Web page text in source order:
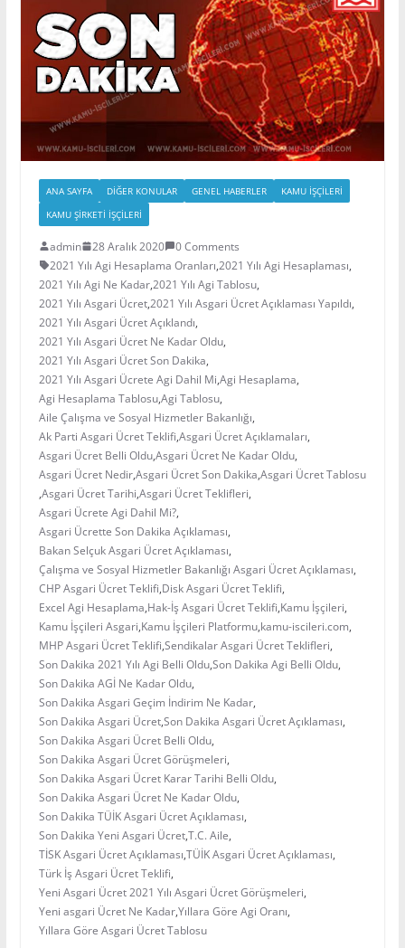
ANA SAYFA DIĞER KONULAR GENEL HABERLER
KAMU İŞÇILERI
KAMU ŞIRKETI İŞÇILERI
admin 28 Aralık 2020
0 Comments
2021 Yılı Agi Hesaplama Oranları,2021 Yılı Agi Hesaplaması,
2021 Yılı Agi Ne Kadar,2021 Yılı Agi Tablosu,
2021 Yılı Asgari Ücret,2021 Yılı Asgari Ücret Açıklaması Yapıldı,
2021 Yılı Asgari Ücret Açıklandı,
2021 Yılı Asgari Ücret Ne Kadar Oldu,
2021 Yılı Asgari Ücret Son Dakika,
2021 Yılı Asgari Ücrete Agi Dahil Mi,Agi Hesaplama,
Agi Hesaplama Tablosu,Agi Tablosu,
Aile Çalışma ve Sosyal Hizmetler Bakanlığı,
Ak Parti Asgari Ücret Teklifi,Asgari Ücret Açıklamaları,
Asgari Ücret Belli Oldu,Asgari Ücret Ne Kadar Oldu,
Asgari Ücret Nedir,Asgari Ücret Son Dakika,Asgari Ücret Tablosu
,Asgari Ücret Tarihi,Asgari Ücret Teklifleri,
Asgari Ücrete Agi Dahil Mi?,
Asgari Ücrette Son Dakika Açıklaması,
Bakan Selçuk Asgari Ücret Açıklaması,
Çalışma ve Sosyal Hizmetler Bakanlığı Asgari Ücret Açıklaması,
CHP Asgari Ücret Teklifi,Disk Asgari Ücret Teklifi,
Excel Agi Hesaplama,Hak-İş Asgari Ücret Teklifi,Kamu İşçileri,
Kamu İşçileri Asgari,Kamu İşçileri Platformu,kamu-iscileri.com,
MHP Asgari Ücret Teklifi,Sendikalar Asgari Ücret Teklifleri,
Son Dakika 2021 Yılı Agi Belli Oldu,Son Dakika Agi Belli Oldu,
Son Dakika AGİ Ne Kadar Oldu,
Son Dakika Asgari Geçim İndirim Ne Kadar,
Son Dakika Asgari Ücret,Son Dakika Asgari Ücret Açıklaması,
Son Dakika Asgari Ücret Belli Oldu,
Son Dakika Asgari Ücret Görüşmeleri,
Son Dakika Asgari Ücret Karar Tarihi Belli Oldu,
Son Dakika Asgari Ücret Ne Kadar Oldu,
Son Dakika TÜİK Asgari Ücret Açıklaması,
Son Dakika Yeni Asgari Ücret,T.C. Aile,
TİSK Asgari Ücret Açıklaması,TÜİK Asgari Ücret Açıklaması,
Türk İş Asgari Ücret Teklifi,
Yeni Asgari Ücret 2021 Yılı Asgari Ücret Görüşmeleri,
Yeni asgari Ücret Ne Kadar,Yıllara Göre Agi Oranı,
Yıllara Göre Asgari Ücret Tablosu